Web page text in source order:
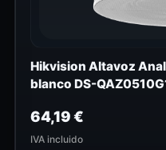
Hikvision Altavoz
blanco DS-
64,19€
IVA incluido